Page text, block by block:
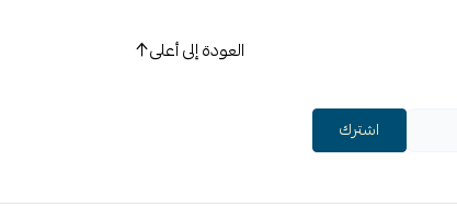
العودة إلى أعلى
اشترك